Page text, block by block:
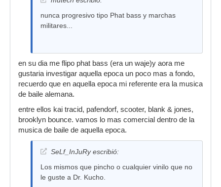
nunca progresivo tipo Phat bass y marchas
militares...
en su dia me flipo phat bass (era un waje)y aora me
gustaria investigar aquella epoca un poco mas a fondo,
recuerdo que en aquella epoca mi referente era la musica
de baile alemana.
entre ellos kai tracid, pafendorf, scooter, blank & jones,
brooklyn bounce. vamos lo mas comercial dentro de la
musica de baile de aquella epoca.
SeLf_InJuRy escribió:
Los mismos que pincho o cualquier vinilo que no
le guste a Dr. Kucho.